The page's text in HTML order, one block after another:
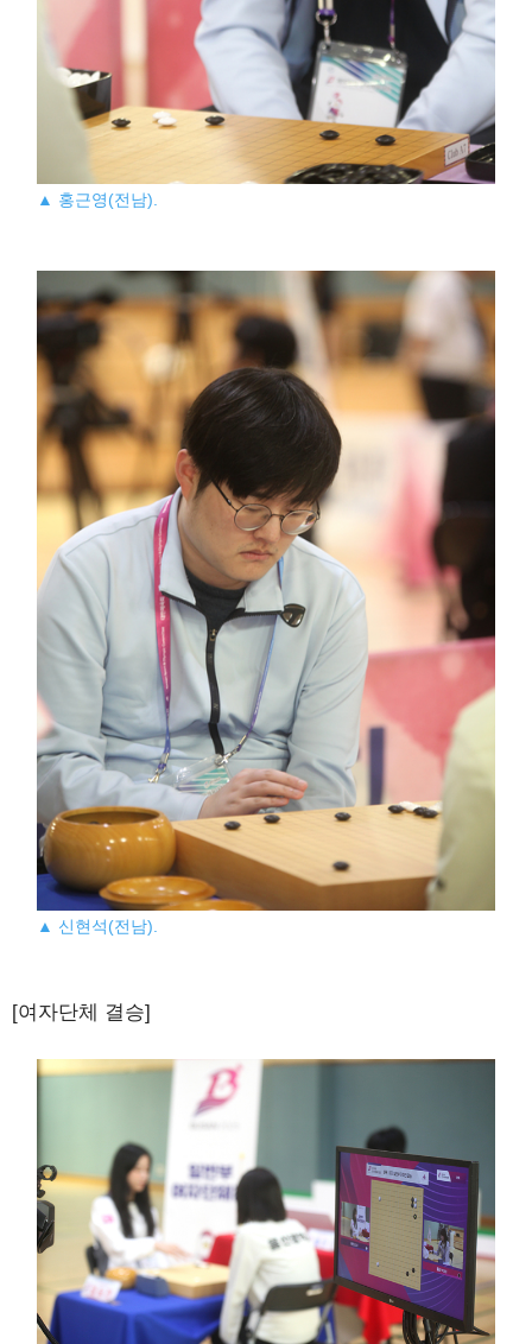
▲ 홍근영(전남).
▲ 신현석(전남).
[여자단체 결승]